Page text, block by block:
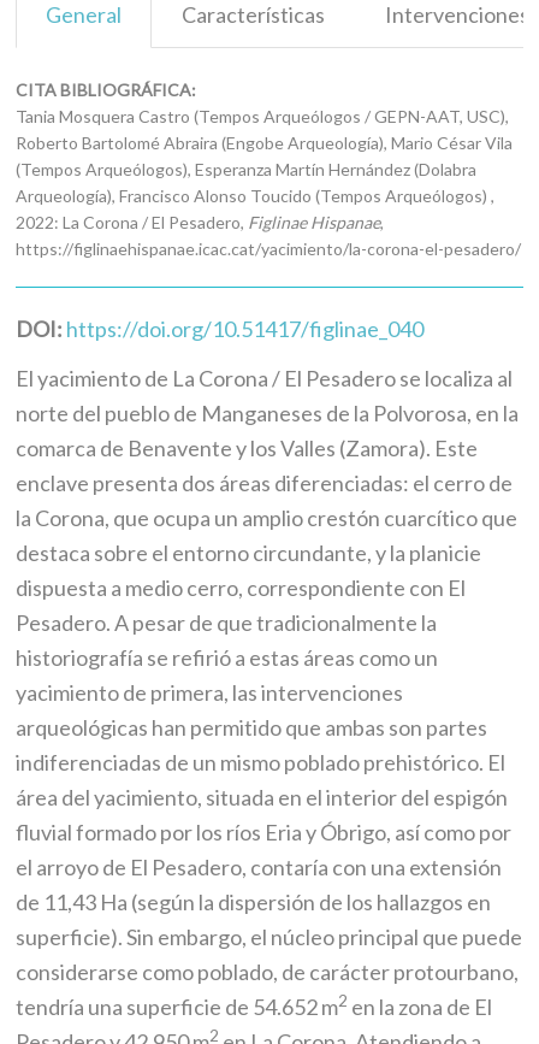
General Características Intervenciones
CITA BIBLIOGRÁFICA:
Tania Mosquera Castro (Tempos Arqueólogos / GEPN-AAT, USC),
Roberto Bartolomé Abraira (Engobe Arqueología), Mario César Vila
(Tempos Arqueólogos), Esperanza Martín Hernández (Dolabra
Arqueología), Francisco Alonso Toucido (Tempos Arqueólogos) ,
2022: La Corona / El Pesadero, Figlinae Hispanae,
https://figlinaehispanae.icac.cat/yacimiento/la-corona-el-pesadero/
DOI: https://doi.org/10.51417/figlinae_040
El yacimiento de La Corona / El Pesadero se localiza al
norte del pueblo de Manganeses de la Polvorosa, en la
comarca de Benavente y los Valles (Zamora). Este
enclave presenta dos áreas diferenciadas: el cerro de
la Corona, que ocupa un amplio crestón cuarcítico que
destaca sobre el entorno circundante, y la planicie
dispuesta a medio cerro, correspondiente con El
Pesadero. A pesar de que tradicionalmente la
historiografía se refirió a estas áreas como un
yacimiento de primera, las intervenciones
arqueológicas han permitido que ambas son partes
indiferenciadas de un mismo poblado prehistórico. El
área del yacimiento, situada en el interior del espigón
fluvial formado por los ríos Eria y Óbrigo, así como por
el arroyo de El Pesadero, contaría con una extensión
de 11,43 Ha (según la dispersión de los hallazgos en
superficie). Sin embargo, el núcleo principal que puede
considerarse como poblado, de carácter protourbano,
tendría una superficie de 54.652 m2 en la zona de El
2